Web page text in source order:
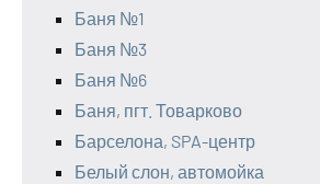
Баня №1
Баня №3
Баня №6
Баня, пгт. Товарково
Барселона, SPA-центр
Белый слон, автомойка